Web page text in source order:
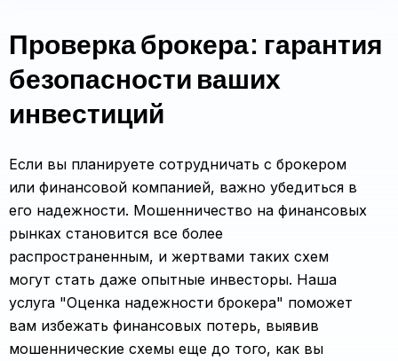
Проверка брокера: гарантия
безопасности ваших
инвестиций
Если вы планируете сотрудничать с брокером
или финансовой компанией, важно убедиться в
его надежности. Мошенничество на финансовых
рынках становится все более
распространенным, и жертвами таких схем
могут стать даже опытные инвесторы. Наша
услуга "Оценка надежности брокера" поможет
вам избежать финансовых потерь, выявив
мошеннические схемы еще до того, как вы